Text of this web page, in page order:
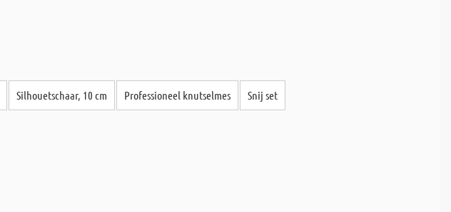
Silhouetschaar, 10 cm Professioneel knutselmes Snij set